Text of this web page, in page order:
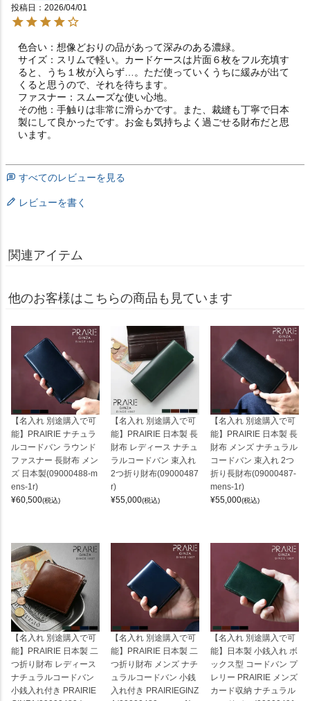
投稿日
2026/04/01
色合い：想像どおりの品があって深みのある濃緑。
サイズ：スリムで軽い。カードケースは片面６枚をフル充填す
ると、うち１枚が入らず…。ただ使っていくうちに緩みが出て
くると思うので、それを待ちます。
ファスナー：スムーズな使い心地。
その他：手触りは非常に滑らかです。また、裁縫も丁寧で日本
製にして良かったです。お金も気持ちよく過ごせる財布だと思
います。
すべてのレビューを見る
レビューを書く
関連アイテム
他のお客様はこちらの商品も見ています
【名入れ 別途購入で可
能】PRAIRIE ナチュラ
ルコードバン ラウンド
ファスナー 長財布 メン
ズ 日本製(09000488-m
ens-1r)
¥60,500(税込)
【名入れ 別途購入で可
能】PRAIRIE 日本製 長
財布 レディース ナチュ
ラルコードバン 束入れ
2つ折り財布(09000487
r)
¥55,000(税込)
【名入れ 別途購入で可
能】PRAIRIE 日本製 長
財布 メンズ ナチュラル
コードバン 束入れ 2つ
折り長財布(09000487-
mens-1r)
¥55,000(税込)
【名入れ 別途購入で可
能】PRAIRIE 日本製 二
つ折り財布 レディース
ナチュラルコードバン
小銭入れ付き PRAIRIE
【名入れ 別途購入で可
能】PRAIRIE 日本製 二
つ折り財布 メンズ ナチ
ュラルコードバン 小銭
入れ付き PRAIRIEGINZ
【名入れ 別途購入で可
能】日本製 小銭入れ ボ
ックス型 コードバン プ
レリー PRAIRIE メンズ
カード収納 ナチュラル